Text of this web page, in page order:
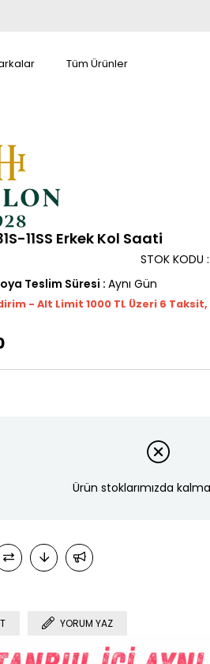
Tüm Ürünler
11SS Erkek Kol Saati
STOK KODU
Teslim Süresi : Aynı Gün
- Alt Limit 1000 TL Üzeri 6 Taksit,
Ürün stoklarımızda
YORUM YAZ